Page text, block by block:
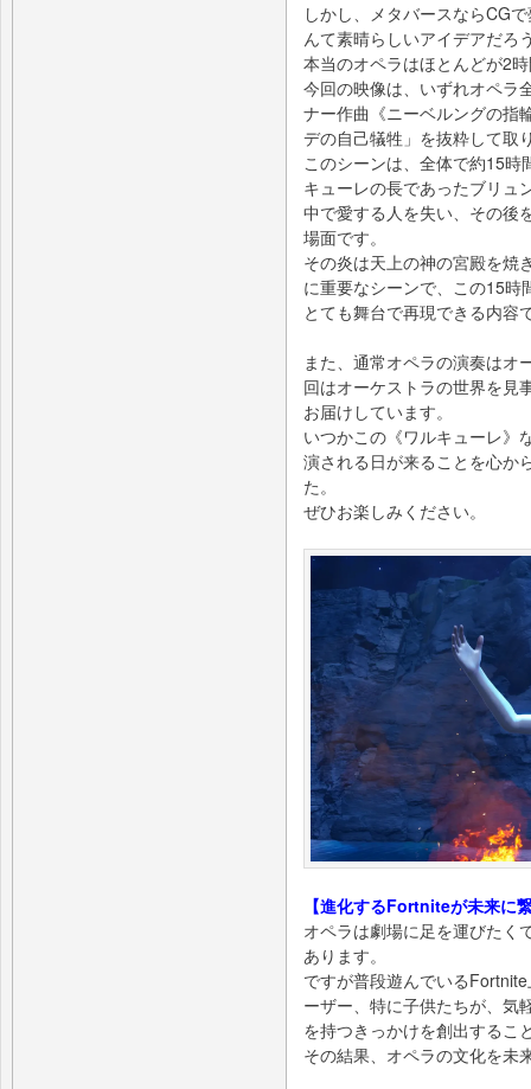
しかし、メタバースならCG
んて素晴らしいアイデアだろ
本当のオペラはほとんどが2
今回の映像は、いずれオペラ
ナー作曲《ニーベルングの指
デの自己犠牲」を抜粋して取
このシーンは、全体で約15時
キューレの長であったブリュ
中で愛する人を失い、その後
場面です。
その炎は天上の神の宮殿を焼
に重要なシーンで、この15時
とても舞台で再現できる内容
また、通常オペラの演奏はオ
回はオーケストラの世界を見
お届けしています。
いつかこの《ワルキューレ》
演される日が来ることを心か
た。
ぜひお楽しみください。
【進化するFortniteが未来に
オペラは劇場に足を運びたく
あります。
ですが普段遊んでいる
ーザー、特に子供たちが、気
を持つきっかけを創出するこ
その結果、オペラの文化を未